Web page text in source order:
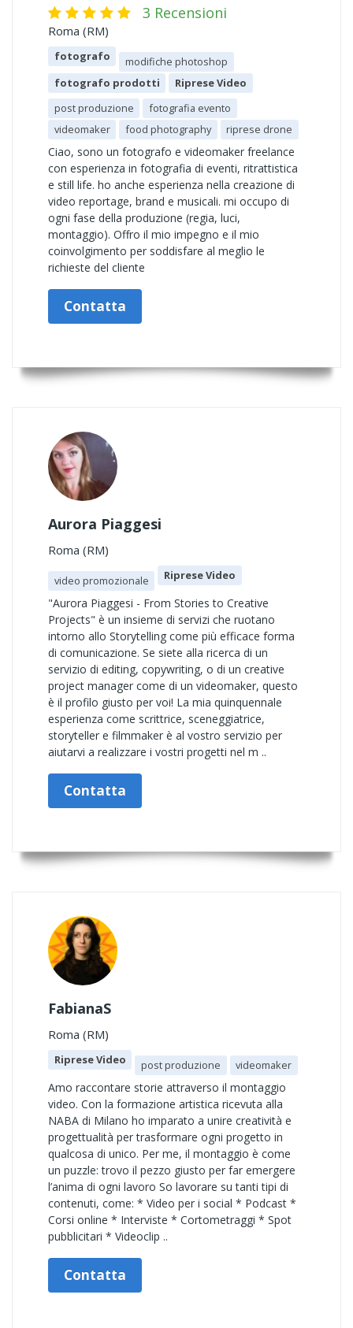
3 Recensioni
Roma (RM)
fotografo
modifiche photoshop
fotografo prodotti
Riprese Video
post produzione
fotografia evento
videomaker
food photography riprese drone
Ciao, sono un fotografo e videomaker freelance
con esperienza in fotografia di eventi, ritrattistica
e still life. ho anche esperienza nella creazione di
video reportage, brand e musicali. mi occupo di
ogni fase della produzione (regia, luci,
montaggio). Offro il mio impegno e il mio
coinvolgimento per soddisfare al meglio le
richieste del cliente
Contatta
Aurora Piaggesi
Roma (RM)
video promozionale Riprese Video
"Aurora Piaggesi - From Stories to Creative
Projects" è un insieme di servizi che ruotano
intorno allo Storytelling come più efficace forma
di comunicazione. Se siete alla ricerca di un
servizio di editing, copywriting, o di un creative
project manager come di un videomaker, questo
è il profilo giusto per voi! La mia quinquennale
esperienza come scrittrice, sceneggiatrice,
storyteller e filmmaker è al vostro servizio per
aiutarvi a realizzare i vostri progetti nel m ..
Contatta
FabianaS
Roma (RM)
Riprese Video post produzione videomaker
Amo raccontare storie attraverso il montaggio
video. Con la formazione artistica ricevuta alla
NABA di Milano ho imparato a unire creatività e
progettualità per trasformare ogni progetto in
qualcosa di unico. Per me, il montaggio è come
un puzzle: trovo il pezzo giusto per far emergere
l’anima di ogni lavoro So lavorare su tanti tipi di
contenuti, come: * Video per i social * Podcast *
Corsi online * Interviste * Cortometraggi * Spot
pubblicitari * Videoclip ..
Contatta